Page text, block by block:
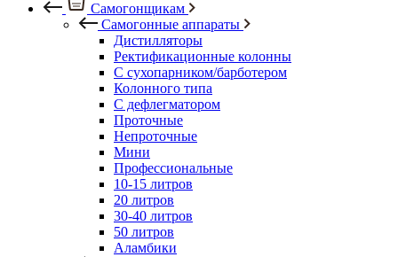
Самогонщикам
Самогонные аппараты
Дистилляторы
Ректификационные колонны
С сухопарником/барботером
Колонного типа
С дефлегматором
Проточные
Непроточные
Мини
Профессиональные
10-15 литров
20 литров
30-40 литров
50 литров
Аламбики